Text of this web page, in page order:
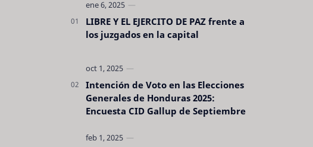
LIBRE Y EL EJERCITO DE PAZ frente a
los juzgados en la capital
Intención de Voto en las Elecciones
Generales de Honduras 2025:
Encuesta CID Gallup de Septiembre